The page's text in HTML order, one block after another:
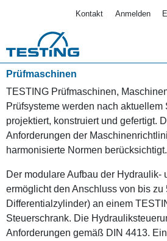
Kontakt Anmelden
Prüfmaschinen
TESTING Prüfmaschinen,
Prüfsysteme werden nach aktuellem
projektiert, konstruiert und gefertigt.
Anforderungen der
harmonisierte Normen berücksichtigt.
Der modulare Aufbau der Hydraulik-
ermöglicht den Anschluss von bis zu
Differentialzylinder) an einem
Steuerschrank. Die
Anforderungen gemäß DIN 4413.